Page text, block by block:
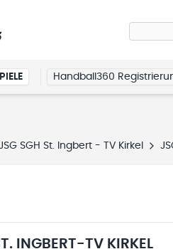
Handball360
SGH St. Ingbert - TV Kirkel
INGBERT-TV KIRKEL